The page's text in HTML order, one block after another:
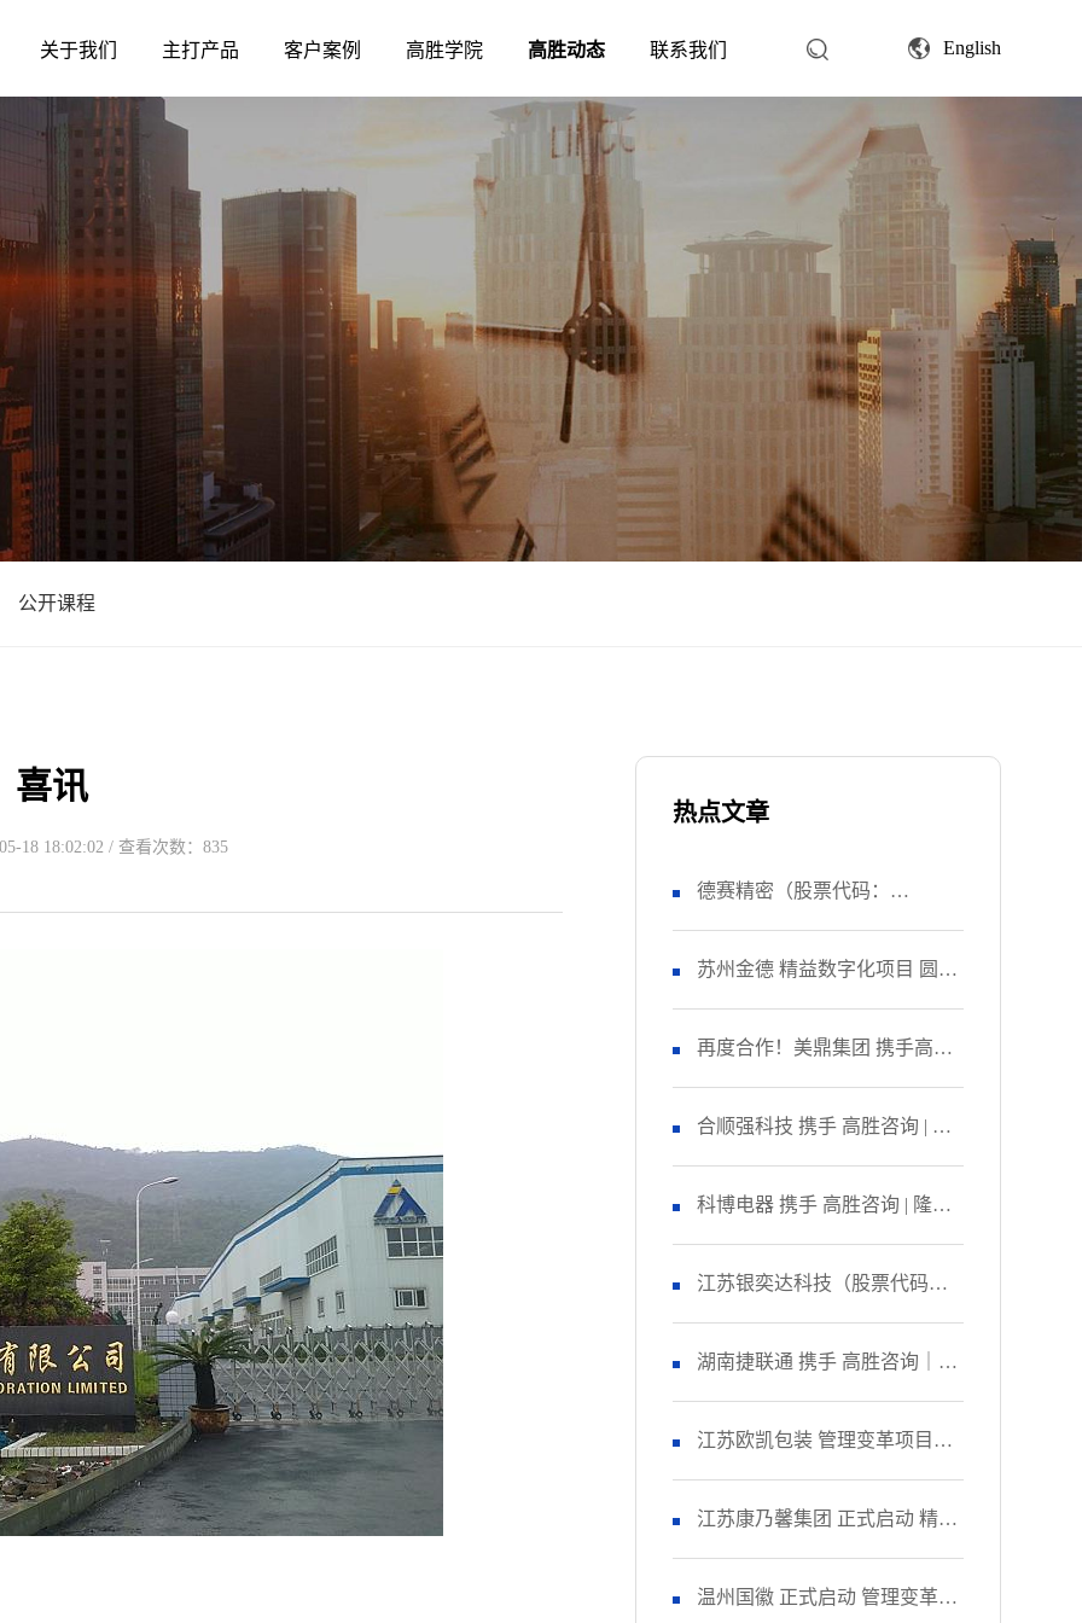
关于我们 主打产品 客户案例 高胜学院 高胜动态 联系我们 English
公开课程
喜讯
18 18:02:02 / 查看次数：835
热点文章
德赛精密（股票代码：
SZ000049） 正式启动 管理升级
&精益注塑项目！
苏州金德 精益数字化项目 圆满
收官
再度合作！美鼎集团 携手高胜
咨询 启动管理变革项目
合顺强科技 携手 高胜咨询 | 隆
重召开 精益生产项目誓师大
会！
科博电器 携手 高胜咨询 | 隆重
召开 品质管理提升项目启动大
会！
江苏银奕达科技（股票代码：
836235） 携手 高胜咨询｜正式
启动 管理变革项目
湖南捷联通 携手 高胜咨询｜正
式启动 精益生产项目！
江苏欧凯包装 管理变革项目人
资改善模块 圆满收官！
江苏康乃馨集团 正式启动 精益
生产项目二期！
温州国徽 正式启动 管理变革&